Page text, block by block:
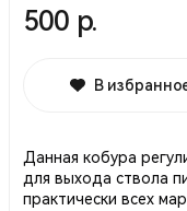
500 р.
В
Данная кобура
для выхода ствола
практически всех